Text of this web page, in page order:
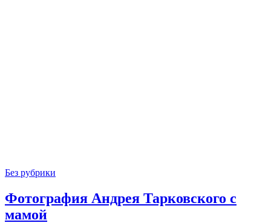
Без рубрики
Фотография Андрея Тарковского с
мамой